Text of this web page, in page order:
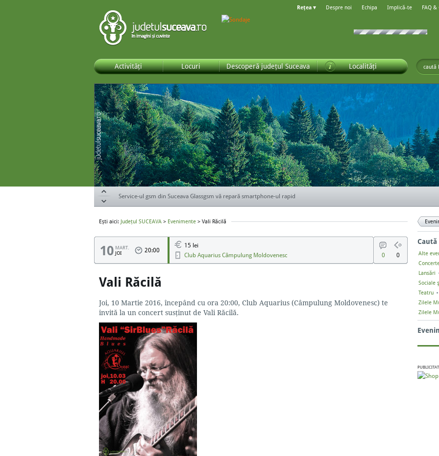
Activități Locuri Descoperă județul Suceava Localități
Despre noi Echipa Implică-te FAQ &
Rețea ▾
Specialiștii de la DOR Suceava te ajută să alegi ușile pentru casa ta
Ești aici: Județul SUCEAVA > Evenimente > Vali Răcilă
Vali Răcilă
10 MART.
JOI
20:00
15 lei
Club Aquarius Câmpulung Moldovenesc
0 0
Joi, 10 Martie 2016, începând cu ora 20:00, Club Aquarius (Câmpulung Moldovenesc) te
invită la un concert susținut de Vali Răcilă.
Caută
Alte
Lansări
Sociale
Teatru
Zilele
Zilele